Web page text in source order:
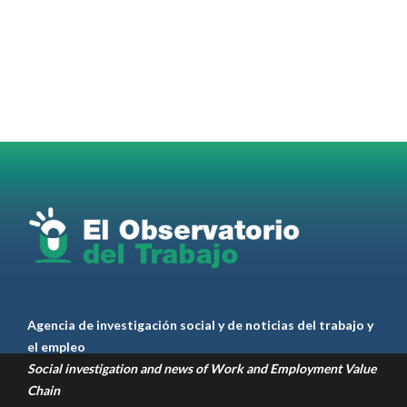
Ver anteriores
Agencia de investigación social y de noticias del trabajo y
el empleo
Social investigation and news of Work and Employment Value
Chain